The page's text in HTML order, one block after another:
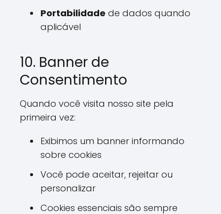
Portabilidade de dados quando
aplicável
10. Banner de
Consentimento
Quando você visita nosso site pela
primeira vez:
Exibimos um banner informando
sobre cookies
Você pode aceitar, rejeitar ou
personalizar
Cookies essenciais são sempre